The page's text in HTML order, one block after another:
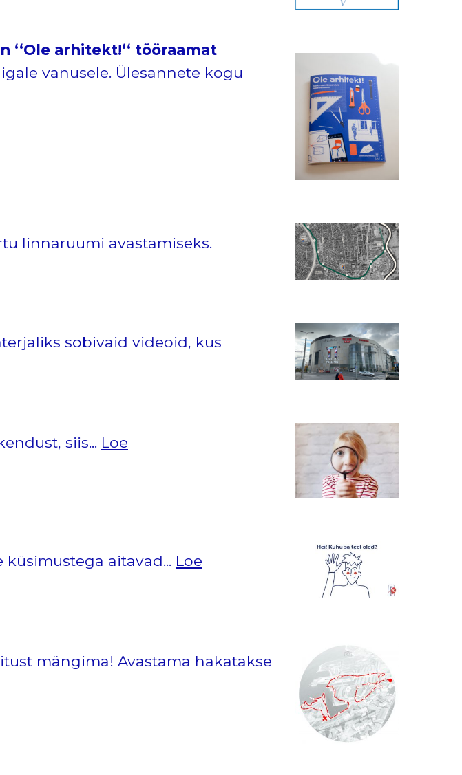
arhitekt!‘‘ tööraamat
vanusele. Ülesannete kogu
linnaruumi avastamiseks.
sobivaid videoid, kus
siis... Loe
aitavad... Loe
mängima! Avastama hakatakse